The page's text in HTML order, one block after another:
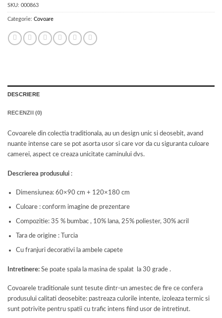
SKU: 000863
Categorie: Covoare
DESCRIERE
RECENZII (0)
Covoarele din colectia traditionala, au un design unic si deosebit, avand
nuante intense care se pot asorta usor si care vor da cu siguranta culoare
camerei, aspect ce creaza unicitate caminului dvs.
Descrierea produsului :
Dimensiunea: 60×90 cm + 120×180 cm
Culoare : conform imagine de prezentare
Compozitie: 35 % bumbac , 10% lana, 25% poliester, 30% acril
Tara de origine : Turcia
Cu franjuri decorativi la ambele capete
Intretinere: Se poate spala la masina de spalat la 30 grade .
Covoarele traditionale sunt tesute dintr-un amestec de fire ce confera
produsului calitati deosebite: pastreaza culorile intente, izoleaza termic si
sunt potrivite pentru spatii cu trafic intens fiind usor de intretinut.